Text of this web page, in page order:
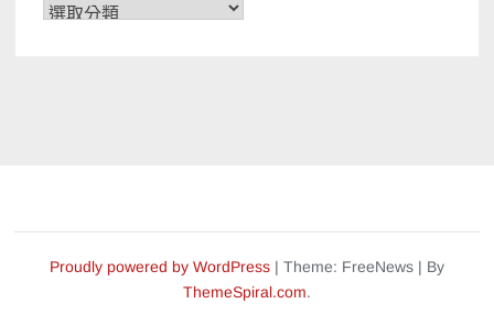
新
Proudly powered by WordPress | Theme: FreeNews | By
ThemeSpiral.com.